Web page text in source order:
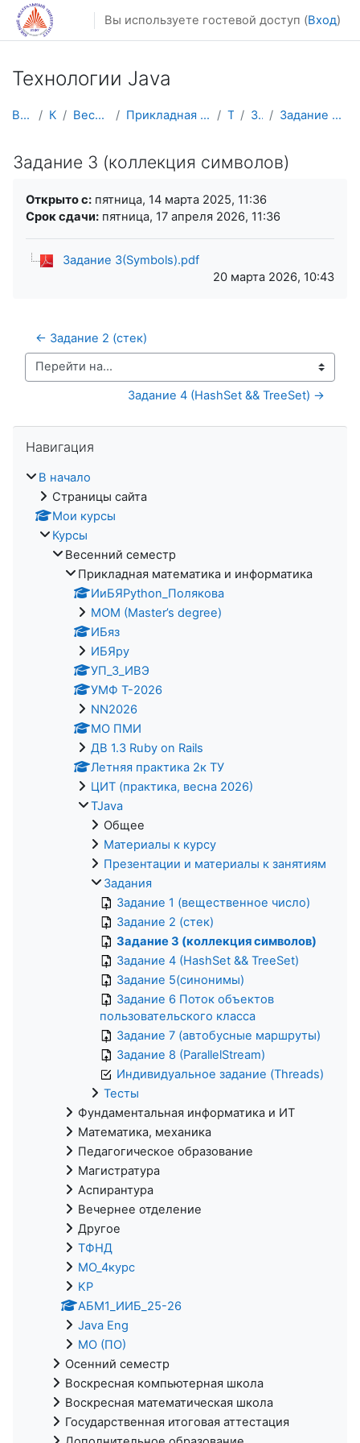
Перейти к основному содержанию
Вы используете гостевой доступ (Вход)
Технологии Java
В начало Курсы Весенний семестр Прикладная математика и информатика TJava Задания Задание 3 (коллекция символов)
Задание 3 (коллекция символов)
Открыто с: пятница, 14 марта 2025, 11:36
Срок сдачи: пятница, 17 апреля 2026, 11:36
Задание 3(Symbols).pdf
20 марта 2026, 10:43
← Задание 2 (стек)
Перейти на...
Задание 4 (HashSet && TreeSet) →
Навигация
В начало
Страницы сайта
Мои курсы
Курсы
Весенний семестр
Прикладная математика и информатика
ИиБЯPython_Полякова
MOM (Master’s degree)
ИБяз
ИБЯpy
УП_3_ИВЭ
УМФ Т-2026
NN2026
МО ПМИ
ДВ 1.3 Ruby on Rails
Летняя практика 2к ТУ
ЦИТ (практика, весна 2026)
TJava
Общее
Материалы к курсу
Презентации и материалы к занятиям
Задания
Задание 1 (вещественное число)
Задание 2 (стек)
Задание 3 (коллекция символов)
Задание 4 (HashSet && TreeSet)
Задание 5(синонимы)
Задание 6 Поток объектов
пользовательского класса
Задание 7 (автобусные маршруты)
Задание 8 (ParallelStream)
Индивидуальное задание (Threads)
Тесты
Фундаментальная информатика и ИТ
Математика, механика
Педагогическое образование
Магистратура
Аспирантура
Вечернее отделение
Другое
ТФНД
МО_4курс
KP
АБМ1_ИИБ_25-26
Java Eng
МО (ПО)
Осенний семестр
Воскресная компьютерная школа
Воскресная математическая школа
Государственная итоговая аттестация